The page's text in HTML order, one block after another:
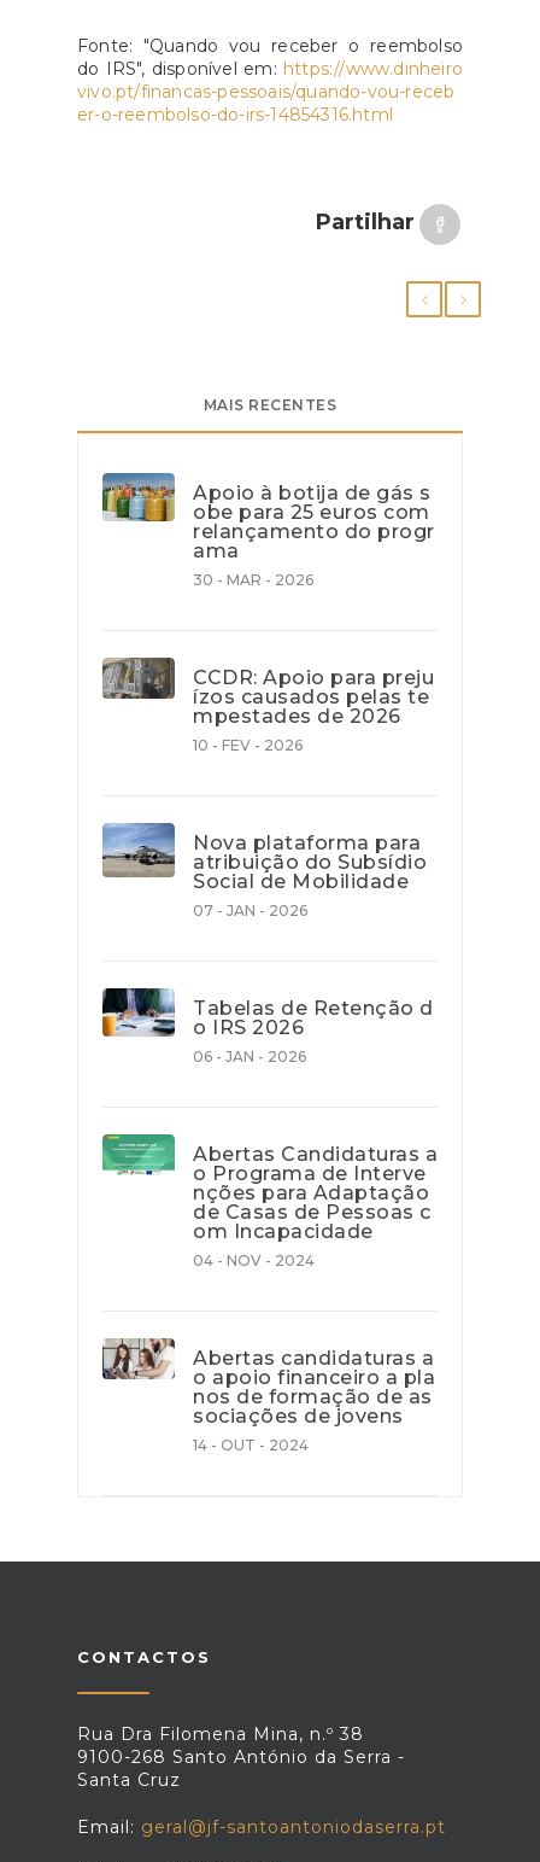
Fonte: "Quando vou receber o reembolso
do IRS", disponível em: https://www.dinheiro
vivo.pt/financas-pessoais/quando-vou-receb
er-o-reembolso-do-irs-14854316.html
Partilhar
MAIS RECENTES
Apoio à botija de gás s
obe para 25 euros com
relançamento do progr
ama
30 - MAR - 2026
CCDR: Apoio para preju
ízos causados pelas te
mpestades de 2026
10 - FEV - 2026
Nova plataforma para
atribuição do Subsídio
Social de Mobilidade
07 - JAN - 2026
Tabelas de Retenção d
o IRS 2026
06 - JAN - 2026
Abertas Candidaturas a
o Programa de Interve
nções para Adaptação
de Casas de Pessoas c
om Incapacidade
04 - NOV - 2024
Abertas candidaturas a
o apoio financeiro a pla
nos de formação de as
sociações de jovens
14 - OUT - 2024
CONTACTOS
Rua Dra Filomena Mina, n.º 38
9100-268 Santo António da Serra -
Santa Cruz
Email: geral@jf-santoantoniodaserra.pt